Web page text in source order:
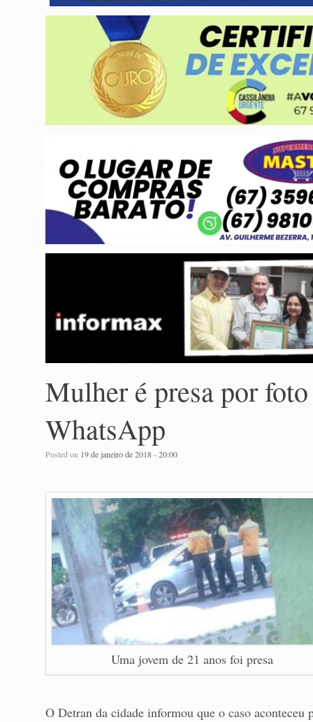
Mulher é presa por
WhatsApp
Posted on 19 de janeiro de 2018 - 20:00
Uma jovem de 21 anos foi presa
O Detran da cidade informou que o caso aconteceu